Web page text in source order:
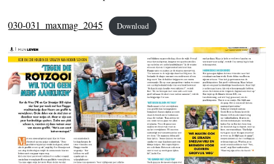
030-031_maxmag_2045 Download